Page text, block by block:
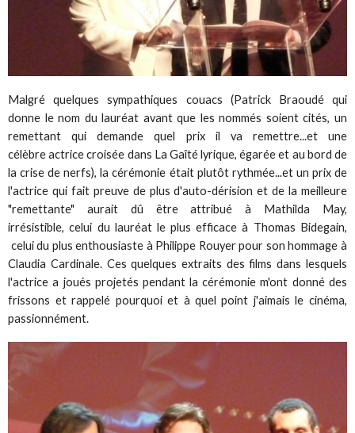
Malgré quelques sympathiques couacs (Patrick Braoudé qui
donne le nom du lauréat avant que les nommés soient cités, un
remettant qui demande quel prix il va remettre...et une
célèbre actrice croisée dans La Gaîté lyrique, égarée et au bord de
la crise de nerfs), la cérémonie était plutôt rythmée...et un prix de
l'actrice qui fait preuve de plus d'auto-dérision et de la meilleure
"remettante" aurait dû être attribué à Mathilda May,
irrésistible, celui du lauréat le plus efficace à Thomas Bidegain,
celui du plus enthousiaste à Philippe Rouyer pour son hommage à
Claudia Cardinale. Ces quelques extraits des films dans lesquels
l'actrice a joués projetés pendant la cérémonie m'ont donné des
frissons et rappelé pourquoi et à quel point j'aimais le cinéma,
passionnément.